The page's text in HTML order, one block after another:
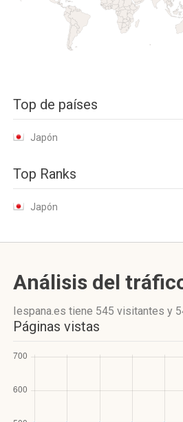
Top de países
Japón
Top Ranks
Japón
Análisis del
Iespana.es tiene 545 visitantes y
Páginas vistas